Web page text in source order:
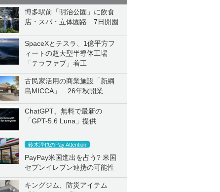
博多駅前「明治公園」に飲食
店・スパ・立体園路 7日開園
SpaceXとテスラ、1億平方フ
ィートの超大型半導体工場
「テラファブ」着工
古民家活用の商業施設「新綱
島MICCA」 26年秋開業
ChatGPT、無料で最新の
「GPT-5.6 Luna」提供
鈴木淳也のPay Attention
PayPay米国進出を占う? 米国
セブンイレブン連携の可能性
キングジム、防災アイテム